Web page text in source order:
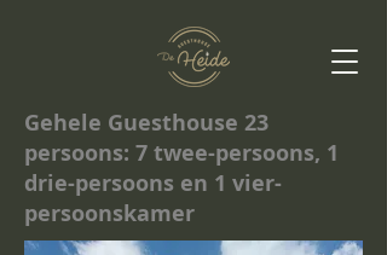
Gehele Guesthouse 23
persoons: 7 twee-persoons, 1
drie-persoons en 1 vier-
persoonskamer